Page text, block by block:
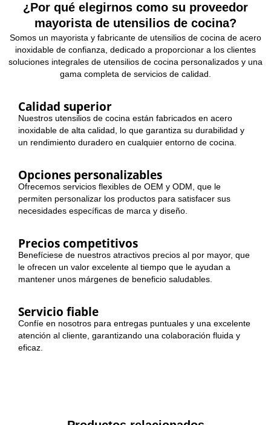
¿Por qué elegirnos como su proveedor
mayorista de utensilios de cocina?
Somos un mayorista y fabricante de utensilios de cocina de acero
inoxidable de confianza, dedicado a proporcionar a los clientes
soluciones integrales de utensilios de cocina personalizados y una
gama completa de servicios de calidad.
Calidad superior
Nuestros utensilios de cocina están fabricados en acero
inoxidable de alta calidad, lo que garantiza su durabilidad y
un rendimiento duradero en cualquier entorno de cocina.
Opciones personalizables
Ofrecemos servicios flexibles de OEM y ODM, que le
permiten personalizar los productos para satisfacer sus
necesidades específicas de marca y diseño.
Precios competitivos
Benefíciese de nuestros atractivos precios al por mayor, que
le ofrecen un valor excelente al tiempo que le ayudan a
mantener unos márgenes de beneficio saludables.
Servicio fiable
Confíe en nosotros para entregas puntuales y una excelente
atención al cliente, garantizando una colaboración fluida y
eficaz.